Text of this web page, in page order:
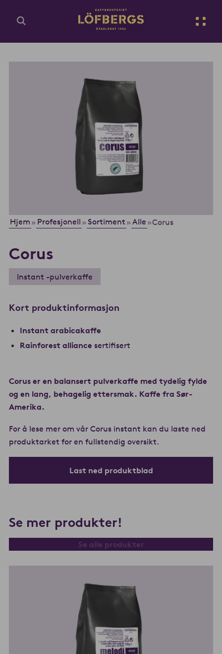
Gå til hovedinnhold
No
Rediger gjeldende innhold
Hjem » Profesjonell » Sortiment » Alle »Corus
Corus
Instant -pulverkaffe
Kort produktinformasjon
Instant arabicakaffe
Rainforest alliance sertifisert
Corus er en balansert pulverkaffe med tydelig fylde
og en lang, behagelig ettersmak. Kaffe fra Sør-
Amerika.
For å lese mer om vår Corus instant kan du laste ned
produktarket for en fullstendig oversikt.
Last ned produktblad
Se mer produkter!
Se alle produkter